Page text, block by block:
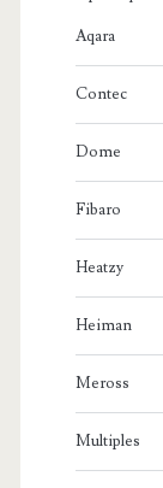
Aqara
Contec
Dome
Fibaro
Heatzy
Heiman
Meross
Multiples